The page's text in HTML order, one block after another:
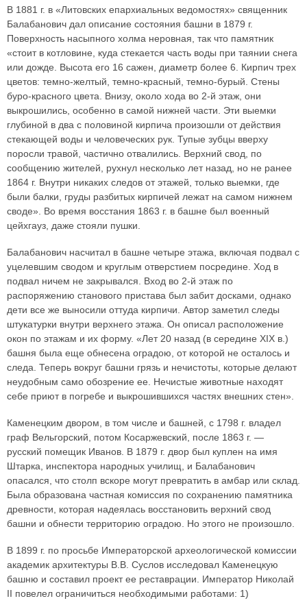
В 1881 г. в «Литовских епархиальных ведомостях» священник
Балабанович дал описание состояния башни в 1879 г.
Поверхность насыпного холма неровная, так что памятник
«стоит в котловине, куда стекается часть воды при таянии снега
или дожде. Высота его 16 сажен, диаметр более 6. Кирпич трех
цветов: темно-желтый, темно-красный, темно-бурый. Стены
буро-красного цвета. Внизу, около хода во 2-й этаж, они
выкрошились, особенно в самой нижней части. Эти выемки
глубиной в два с половиной кирпича произошли от действия
стекающей воды и человеческих рук. Тупые зубцы вверху
поросли травой, частично отвалились. Верхний свод, по
сообщению жителей, рухнул несколько лет назад, но не ранее
1864 г. Внутри никаких следов от этажей, только выемки, где
были балки, груды разбитых кирпичей лежат на самом нижнем
своде». Во время восстания 1863 г. в башне был военный
цейхгауз, даже стояли пушки.
Балабанович насчитал в башне четыре этажа, включая подвал с
уцелевшим сводом и круглым отверстием посредине. Ход в
подвал ничем не закрывался. Вход во 2-й этаж по
распоряжению станового пристава был забит досками, однако
дети все же выносили оттуда кирпичи. Автор заметил следы
штукатурки внутри верхнего этажа. Он описал расположение
окон по этажам и их форму. «Лет 20 назад (в середине XIX в.)
башня была еще обнесена оградою, от которой не осталось и
следа. Теперь вокруг башни грязь и нечистоты, которые делают
неудобным само обозрение ее. Нечистые животные находят
себе приют в погребе и выкрошившихся частях внешних стен».
Каменецким двором, в том числе и башней, с 1798 г. владел
граф Вельгорский, потом Косаржевский, после 1863 г. —
русский помещик Иванов. В 1879 г. двор был куплен на имя
Штарка, инспектора народных училищ, и Балабанович
опасался, что столп вскоре могут превратить в амбар или склад.
Была образована частная комиссия по сохранению памятника
древности, которая надеялась восстановить верхний свод
башни и обнести территорию оградою. Но этого не произошло.
В 1899 г. по просьбе Императорской археологической комиссии
академик архитектуры В.В. Суслов исследовал Каменецкую
башню и составил проект ее реставрации. Император Николай
II повелел ограничиться необходимыми работами: 1)